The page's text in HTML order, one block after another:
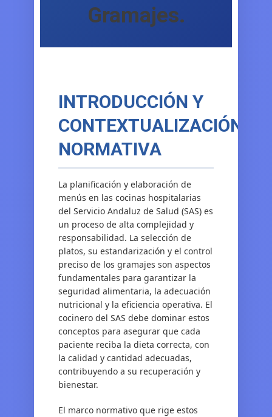
Gramajes.
INTRODUCCIÓN Y
CONTEXTUALIZACIÓN
NORMATIVA
La planificación y elaboración de
menús en las cocinas hospitalarias
del Servicio Andaluz de Salud (SAS) es
un proceso de alta complejidad y
responsabilidad. La selección de
platos, su estandarización y el control
preciso de los gramajes son aspectos
fundamentales para garantizar la
seguridad alimentaria, la adecuación
nutricional y la eficiencia operativa. El
cocinero del SAS debe dominar estos
conceptos para asegurar que cada
paciente reciba la dieta correcta, con
la calidad y cantidad adecuadas,
contribuyendo a su recuperación y
bienestar.
El marco normativo que rige estos